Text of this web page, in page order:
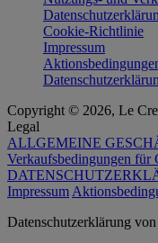
Cookie-Richtlinie
Impressum
Copyright © 2026, Le
Legal
ALLGEMEINE
Verkaufsbedingungen für
Impressum
Datenschutz­erklärung